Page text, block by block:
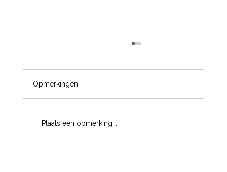
Opmerkingen
Plaats een opmerking...